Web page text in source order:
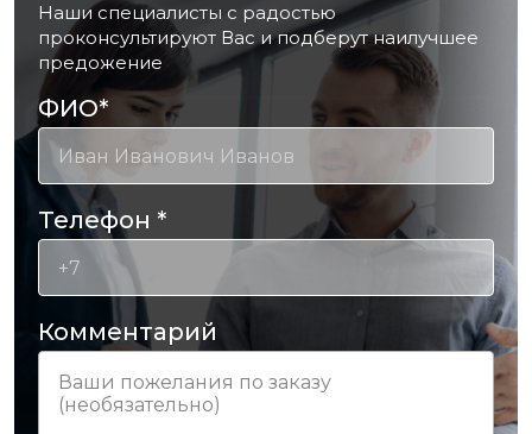
Наши специалисты с радостью
проконсультируют Вас и подберут наилучшее
предожение
ФИО*
Телефон *
Комментарий